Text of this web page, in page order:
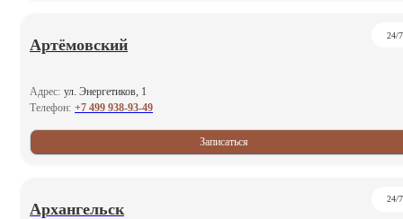
Артёмовский
24/7
Адрес: ул. Энергетиков, 1
Телефон: +7 499 938-93-49
Записаться
Архангельск
24/7